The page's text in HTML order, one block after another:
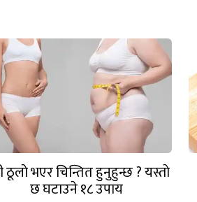
ठूलाे भएर चिन्तित हुनुहुन्छ ? यस्ताे
छ घटाउने १८ उपाय